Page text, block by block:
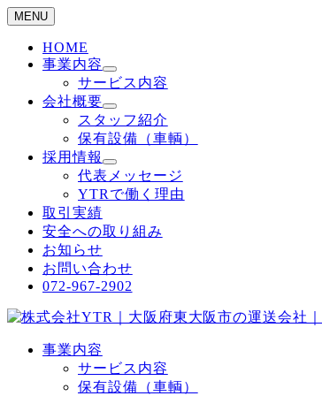
MENU
HOME
事業内容
サービス内容
会社概要
スタッフ紹介
保有設備（車輌）
採用情報
代表メッセージ
YTRで働く理由
取引実績
安全への取り組み
お知らせ
お問い合わせ
072-967-2902
事業内容
サービス内容
保有設備（車輌）